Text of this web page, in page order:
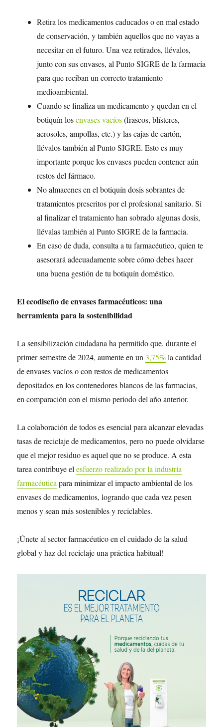
Retira los medicamentos caducados o en mal estado
de conservación, y también aquellos que no vayas a
necesitar en el futuro. Una vez retirados, llévalos,
junto con sus envases, al Punto SIGRE de la farmacia
para que reciban un correcto tratamiento
medioambiental.
Cuando se finaliza un medicamento y quedan en el
botiquín losenvases vacíos(frascos, blísteres,
aerosoles, ampollas, etc.) y las cajas de cartón,
llévalos también al Punto SIGRE. Esto es muy
importante porque los envases pueden contener aún
restos del fármaco.
No almacenes en el botiquín dosis sobrantes de
tratamientos prescritos por el profesional sanitario. Si
al finalizar el tratamiento han sobrado algunas dosis,
llévalas también al Punto SIGRE de la farmacia.
En caso de duda, consulta a tu farmacéutico, quien te
asesorará adecuadamente sobre cómo debes hacer
una buena gestión de tu botiquín doméstico.
El ecodiseño de envases farmacéuticos: una
herramienta para la sostenibilidad
La sensibilización ciudadana ha permitido que, durante el
primer semestre de 2024, aumente en un3,75%la cantidad
de envases vacíos o con restos de medicamentos
depositados en los contenedores blancos de las farmacias,
en comparación con el mismo periodo del año anterior.
La colaboración de todos es esencial para alcanzar elevadas
tasas de reciclaje de medicamentos, pero no puede olvidarse
que el mejor residuo es aquel que no se produce. A esta
tarea contribuye elesfuerzo realizado por la industria
farmacéuticapara minimizar el impacto ambiental de los
envases de medicamentos, logrando que cada vez pesen
menos y sean más sostenibles y reciclables.
¡Únete al sector farmacéutico en el cuidado de la salud
global y haz del reciclaje una práctica habitual!